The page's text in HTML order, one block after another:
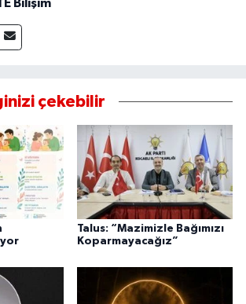
Bilişim
çekebilir
Talus: “Mazimizle Bağımızı
Koparmayacağız”